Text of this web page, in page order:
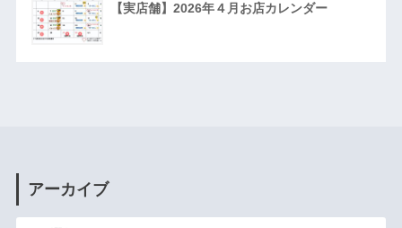
【実店舗】2026年４月お店カレンダー
アーカイブ